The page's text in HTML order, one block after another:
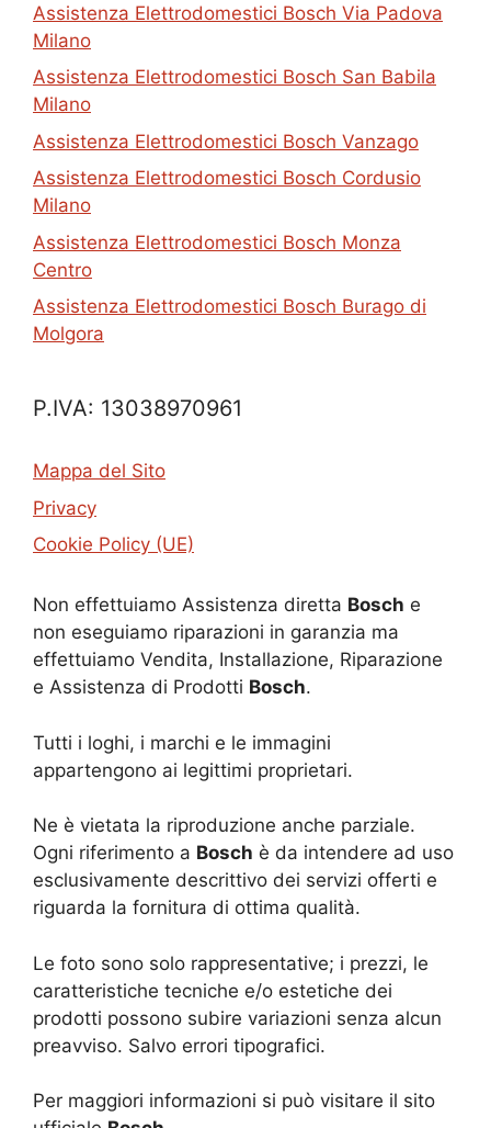
Assistenza Elettrodomestici Bosch Via Padova
Milano
Assistenza Elettrodomestici Bosch San Babila
Milano
Assistenza Elettrodomestici Bosch Vanzago
Assistenza Elettrodomestici Bosch Cordusio
Milano
Assistenza Elettrodomestici Bosch Monza
Centro
Assistenza Elettrodomestici Bosch Burago di
Molgora
P.IVA: 13038970961
Mappa del Sito
Privacy
Cookie Policy (UE)
Non effettuiamo Assistenza diretta Bosch e
non eseguiamo riparazioni in garanzia ma
effettuiamo Vendita, Installazione, Riparazione
e Assistenza di Prodotti Bosch.
Tutti i loghi, i marchi e le immagini
appartengono ai legittimi proprietari.
Ne è vietata la riproduzione anche parziale.
Ogni riferimento a Bosch è da intendere ad uso
esclusivamente descrittivo dei servizi offerti e
riguarda la fornitura di ottima qualità.
Le foto sono solo rappresentative; i prezzi, le
caratteristiche tecniche e/o estetiche dei
prodotti possono subire variazioni senza alcun
preavviso. Salvo errori tipografici.
Per maggiori informazioni si può visitare il sito